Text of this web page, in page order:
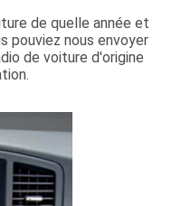
de quelle année et
pouviez nous envoyer
de voiture d'origine